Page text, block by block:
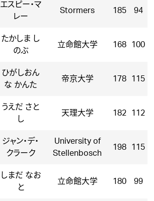
エスピー・マ
レー
Stormers 185 94
たかしま し
のぶ
立命館大学 168 100
ひがしおん
な かんた
帝京大学 178 115
うえだ さと
し
天理大学 182 112
ジャン・デ・
クラーク
University of
Stellenbosch
198 115
しまだ なお
と
立命館大学 180 99